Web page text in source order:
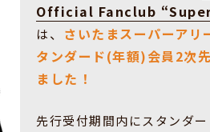
Official Fanclub
は、 さいたまスーパーアリ
タンダード(年額)会員2次
ました！
先行受付期間内にスタンダ